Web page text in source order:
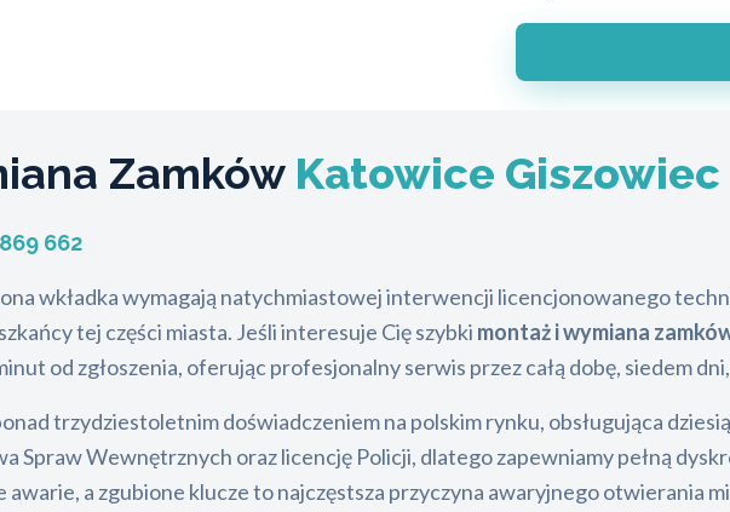
Zamków Katowice Giszowiec
662
wkładka wymagają natychmiastowej interwencji licencjonowanego
tej części miasta. Jeśli interesuje Cię szybki montaż i wymiana
od zgłoszenia, oferując profesjonalny serwis przez całą dobę, siedem
trzydziestoletnim doświadczeniem na polskim rynku, obsługująca
Spraw Wewnętrznych oraz licencję Policji, dlatego zapewniamy pełną
awarie, a zgubione klucze to najczęstsza przyczyna awaryjnego otwierania